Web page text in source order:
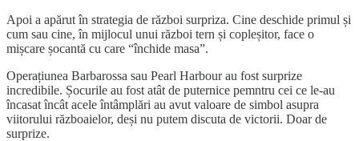
Apoi a apărut în strategia de război surpriza. Cine deschide primul și
cum sau cine, în mijlocul unui război tern și copleșitor, face o
mișcare șocantă cu care “închide masa”.
Operațiunea Barbarossa sau Pearl Harbour au fost surprize
incredibile. Șocurile au fost atât de puternice pemntru cei ce le-au
încasat încât acele întâmplări au avut valoare de simbol asupra
viitorului războaielor, deși nu putem discuta de victorii. Doar de
surprize.